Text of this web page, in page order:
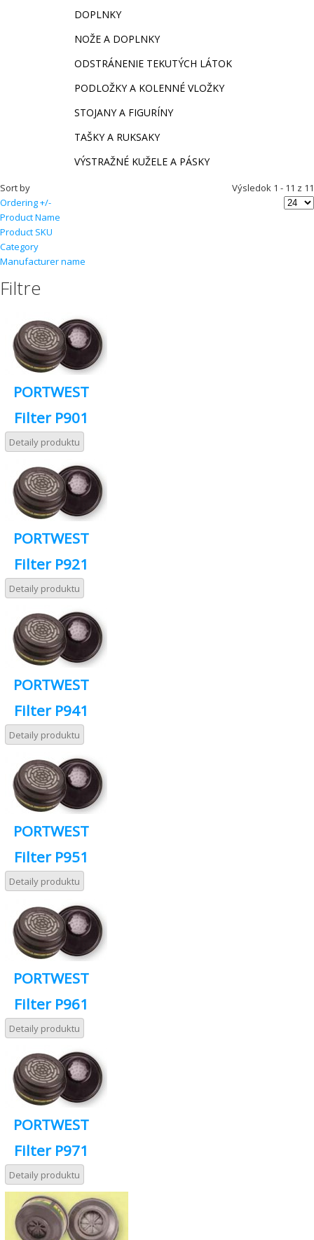
DOPLNKY
NOŽE A DOPLNKY
ODSTRÁNENIE TEKUTÝCH LÁTOK
PODLOŽKY A KOLENNÉ VLOŽKY
STOJANY A FIGURÍNY
TAŠKY A RUKSAKY
VÝSTRAŽNÉ KUŽELE A PÁSKY
Sort by
Ordering +/-
Product Name
Product SKU
Category
Manufacturer name
Výsledok 1 - 11 z 11
Filtre
PORTWEST
Filter P901
Detaily produktu
PORTWEST
Filter P921
Detaily produktu
PORTWEST
Filter P941
Detaily produktu
PORTWEST
Filter P951
Detaily produktu
PORTWEST
Filter P961
Detaily produktu
PORTWEST
Filter P971
Detaily produktu